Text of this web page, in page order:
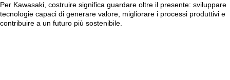
Per Kawasaki, costruire significa guardare oltre il presente: sviluppare
tecnologie capaci di generare valore, migliorare i processi produttivi e
contribuire a un futuro più sostenibile.